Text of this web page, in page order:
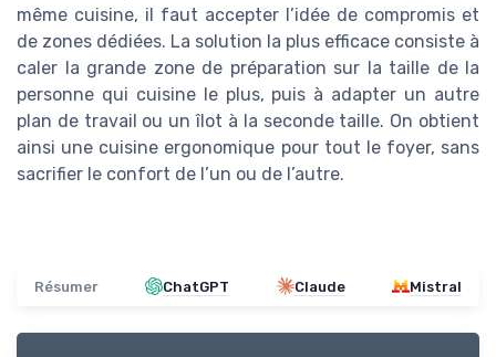
même cuisine, il faut accepter l’idée de compromis et
de zones dédiées. La solution la plus efficace consiste à
caler la grande zone de préparation sur la taille de la
personne qui cuisine le plus, puis à adapter un autre
plan de travail ou un îlot à la seconde taille. On obtient
ainsi une cuisine ergonomique pour tout le foyer, sans
sacrifier le confort de l’un ou de l’autre.
Résumer ChatGPT Claude Mistral